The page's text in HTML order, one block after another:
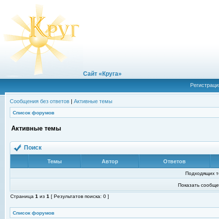
Сайт «Круга»
Сообщения без ответов | Активные темы
Список форумов
Активные темы
Поиск
Темы Автор Ответов
Подходящих
Показать
Страница 1 из 1 [ Результатов поиска: 0 ]
Список форумов